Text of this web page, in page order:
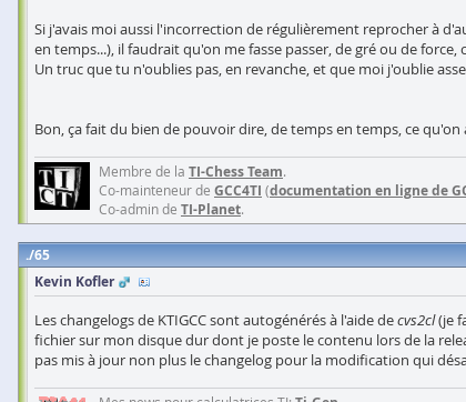
Si j'avais moi aussi l'incorrection de régulièrement reprocher à
en temps...), il faudrait qu'on me fasse passer, de gré ou de force,
Un truc que tu n'oublies pas, en revanche, et que moi j'oublie
Bon, ça fait du bien de pouvoir dire, de temps en temps, ce
Membre de la TI-Chess Team.
Co-mainteneur de GCC4TI (documentation en ligne de
Co-admin de TI-Planet.
65
Kevin Kofler
Les changelogs de KTIGCC sont autogénérés à l'aide decvs2cl(je
fichier sur mon disque dur dont je poste le contenu lors de la
pas mis à jour non plus le changelog pour la modification qui